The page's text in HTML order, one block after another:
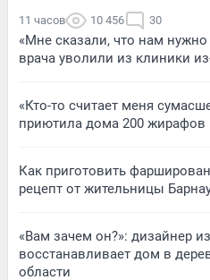
11 часов 10 456 30
«Мне сказали, что нам нужно
врача уволили из клиники
«Кто-то считает меня
приютила дома 200
Как приготовить
рецепт от жительницы
«Вам зачем он?»: дизайнер
восстанавливает дом в
области